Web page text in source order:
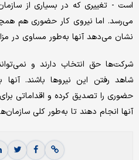
است - تغییری که در بسیاری از
می‌‌رسد. اما نیروی کار حضوری هم
نشان می‌دهد آنها به‌طور مساوی در
شرکت‌‌ها حق انتخاب دارند و
شاهد رفتن این نیروها باشند.
حضوری را تصدیق کرده و اقداماتی
آنها انجام دهند تا به‌طور کلی